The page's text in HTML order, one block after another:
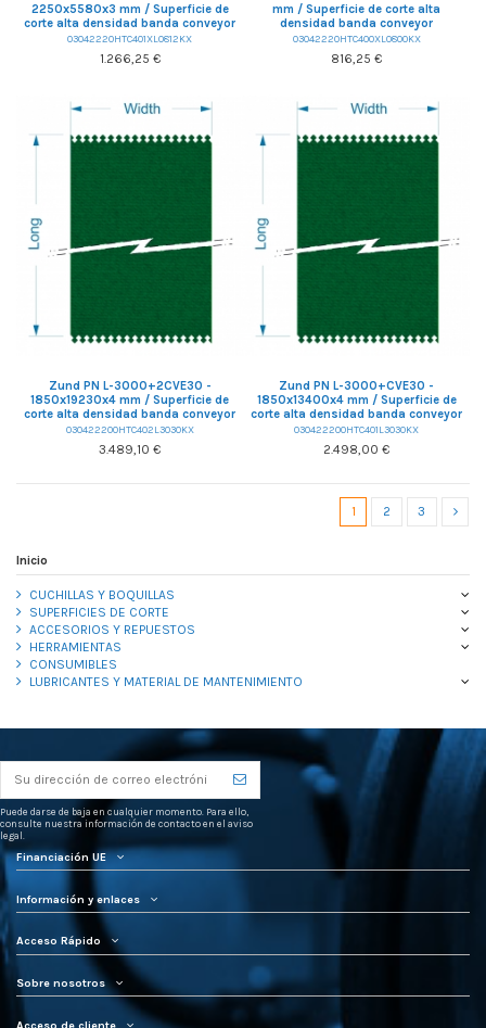
2250x5580x3 mm / Superficie de
corte alta densidad banda conveyor
03042220HTC401XL0812KX
1.266,25 €
mm / Superficie de corte alta
densidad banda conveyor
03042220HTC400XL0800KX
816,25 €
Zund PN L-3000+2CVE30 -
1850x19230x4 mm / Superficie de
corte alta densidad banda conveyor
030422200HTC402L3030KX
3.489,10 €
Zund PN L-3000+CVE30 -
1850x13400x4 mm / Superficie de
corte alta densidad banda conveyor
030422200HTC401L3030KX
2.498,00 €
1 2 3
Inicio
CUCHILLAS Y BOQUILLAS
SUPERFICIES DE CORTE
ACCESORIOS Y REPUESTOS
HERRAMIENTAS
CONSUMIBLES
LUBRICANTES Y MATERIAL DE MANTENIMIENTO
Puede darse de baja en cualquier momento. Para ello,
consulte nuestra información de contacto en el aviso
legal.
Financiación UE
Información y enlaces
Acceso Rápido
Sobre nosotros
Acceso de cliente